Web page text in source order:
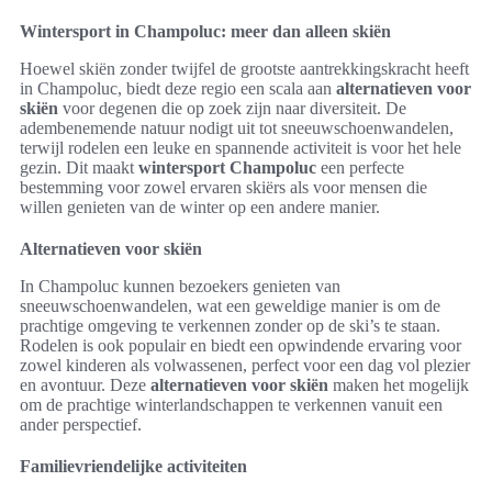
Wintersport in Champoluc: meer dan alleen skiën
Hoewel skiën zonder twijfel de grootste aantrekkingskracht heeft
in Champoluc, biedt deze regio een scala aan alternatieven voor
skiën voor degenen die op zoek zijn naar diversiteit. De
adembenemende natuur nodigt uit tot sneeuwschoenwandelen,
terwijl rodelen een leuke en spannende activiteit is voor het hele
gezin. Dit maakt wintersport Champoluc een perfecte
bestemming voor zowel ervaren skiërs als voor mensen die
willen genieten van de winter op een andere manier.
Alternatieven voor skiën
In Champoluc kunnen bezoekers genieten van
sneeuwschoenwandelen, wat een geweldige manier is om de
prachtige omgeving te verkennen zonder op de ski’s te staan.
Rodelen is ook populair en biedt een opwindende ervaring voor
zowel kinderen als volwassenen, perfect voor een dag vol plezier
en avontuur. Deze alternatieven voor skiën maken het mogelijk
om de prachtige winterlandschappen te verkennen vanuit een
ander perspectief.
Familievriendelijke activiteiten